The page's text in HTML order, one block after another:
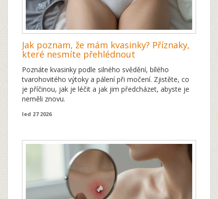
Jak poznam, že mám kvasinky? Příznaky,
které nesmíte přehlédnout
Poznáte kvasinky podle silného svědění, bílého
tvarohovitého výtoky a pálení při močení. Zjistěte, co
je příčinou, jak je léčit a jak jim předcházet, abyste je
neměli znovu.
led 27 2026